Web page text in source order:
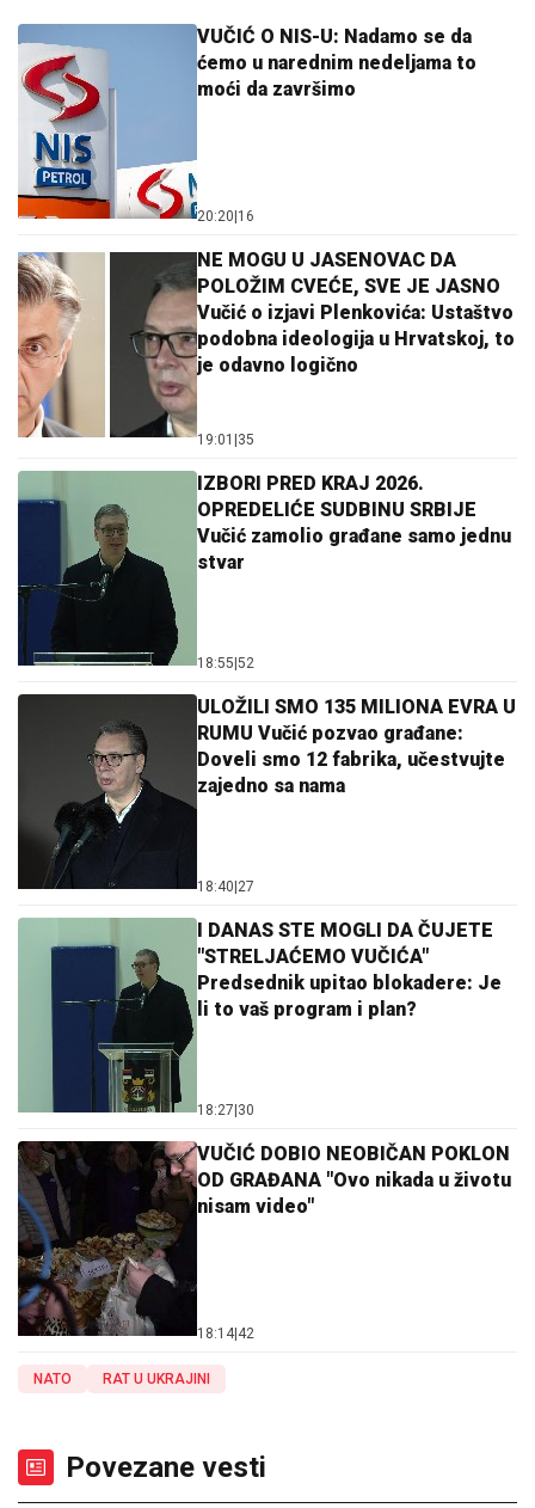
VUČIĆ O NIS-U: Nadamo se da
ćemo u narednim nedeljama to
moći da završimo
20:20 16
NE MOGU U JASENOVAC DA
POLOŽIM CVEĆE, SVE JE JASNO
Vučić o izjavi Plenkovića: Ustaštvo
podobna ideologija u Hrvatskoj, to
je odavno logično
19:01 35
IZBORI PRED KRAJ 2026.
OPREDELIĆE SUDBINU SRBIJE
Vučić zamolio građane samo jednu
stvar
18:55 52
ULOŽILI SMO 135 MILIONA EVRA U
RUMU Vučić pozvao građane:
Doveli smo 12 fabrika, učestvujte
zajedno sa nama
18:40 27
I DANAS STE MOGLI DA ČUJETE
"STRELJAĆEMO VUČIĆA"
Predsednik upitao blokadere: Je
li to vaš program i plan?
18:27 30
VUČIĆ DOBIO NEOBIČAN POKLON
OD GRAĐANA "Ovo nikada u životu
nisam video"
18:14 42
NATO RAT U UKRAJINI
Povezane vesti